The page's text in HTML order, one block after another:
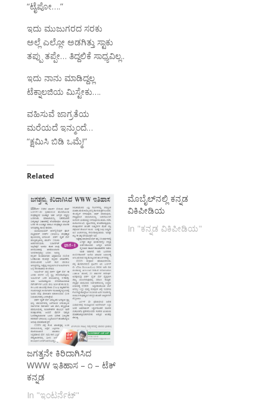
“ಟೈಪೋ….”
ಇದು ಮುಜುಗರದ ಸರಕು
ಅಲ್ಲೆ ಎಲ್ಲೋ ಅಡಗಿತ್ತು ಸ್ಟಾಕು
ತಪ್ಪು ತಪ್ಪೇ… ತಿದ್ದಲಿಕೆ ಸಾಧ್ಯವಿಲ್ಲ..
ಇದು ನಾನು ಮಾಡಿದ್ದಲ್ಲ
ಟೆಕ್ನಾಲಜಿಯ ಮಿಸ್ಟೇಕು….
ವಹಿಸುವೆ ಜಾಗ್ರತೆಯ
ಮರೆಯದೆ ಇನ್ಮುಂದೆ…
“ಕ್ಷಮಿಸಿ ಬಿಡಿ ಒಮ್ಮೆ!”
Related
ಜಗತ್ತನೇ ಕಿರಿದಾಗಿಸಿದ
WWW ಇತಿಹಾಸ – ೧ – ಟೆಕ್
ಕನ್ನಡ
In "ಇಂಟರ್ನೆಟ್"
ಮೊಬೈಲ್‌ನಲ್ಲಿ ಕನ್ನಡ
ವಿಕಿಪೀಡಿಯ
In "ಕನ್ನಡ ವಿಕಿಪೀಡಿಯ"